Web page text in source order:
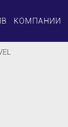
КОМПАНИИ